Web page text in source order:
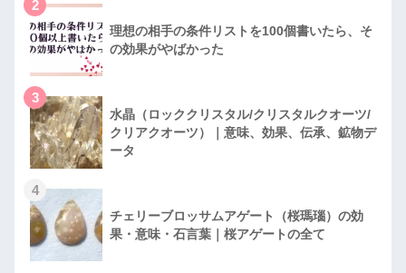
2
理想の相手の条件リストを100個書いたら、そ
の効果がやばかった
3
水晶（ロッククリスタル/クリスタルクオーツ/
クリアクオーツ）｜意味、効果、伝承、鉱物デ
ータ
4
チェリーブロッサムアゲート（桜瑪瑙）の効
果・意味・石言葉｜桜アゲートの全て